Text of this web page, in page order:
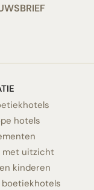
hotels
met uitzicht
kinderen
boetiekhotels